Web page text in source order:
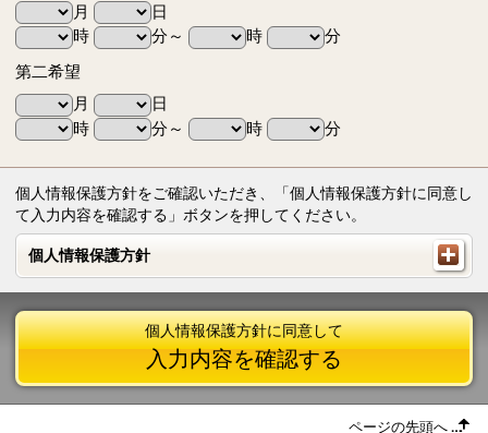
月
日
時
分～ 時
分
第二希望
月
日
時
分～ 時 分
個人情報保護方針をご確認いただき、「個人情報保護方針に同意し
て入力内容を確認する」ボタンを押してください。
個人情報保護方針
個人情報保護方針
個人情報保護方針に同意して
入力内容を確認する
ページの先頭へ